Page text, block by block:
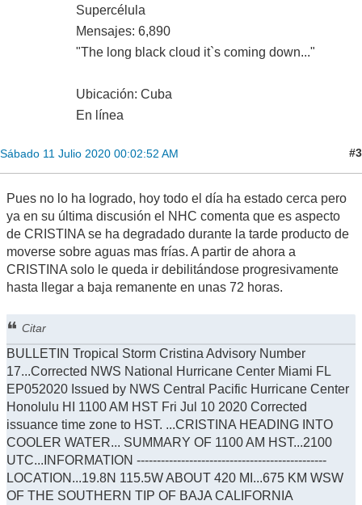
Supercélula
Mensajes: 6,890
"The long black cloud it`s coming down..."
Ubicación: Cuba
En línea
Sábado 11 Julio 2020 00:02:52 AM #3
Pues no lo ha logrado, hoy todo el día ha estado cerca pero
ya en su última discusión el NHC comenta que es aspecto
de CRISTINA se ha degradado durante la tarde producto de
moverse sobre aguas mas frías. A partir de ahora a
CRISTINA solo le queda ir debilitándose progresivamente
hasta llegar a baja remanente en unas 72 horas.
Citar
BULLETIN Tropical Storm Cristina Advisory Number
17...Corrected NWS National Hurricane Center Miami FL
EP052020 Issued by NWS Central Pacific Hurricane Center
Honolulu HI 1100 AM HST Fri Jul 10 2020 Corrected
issuance time zone to HST. ...CRISTINA HEADING INTO
COOLER WATER... SUMMARY OF 1100 AM HST...2100
UTC...INFORMATION -----------------------------------------------
LOCATION...19.8N 115.5W ABOUT 420 MI...675 KM WSW
OF THE SOUTHERN TIP OF BAJA CALIFORNIA